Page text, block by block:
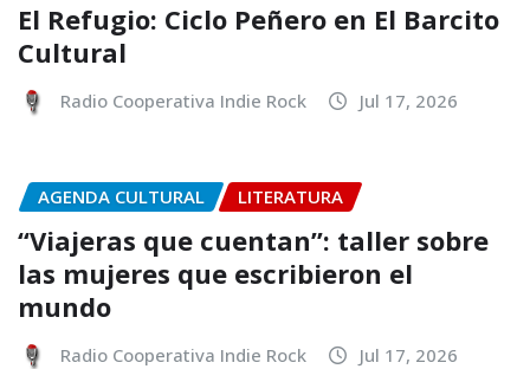
El Refugio: Ciclo Peñero en El Barcito
Cultural
Radio Cooperativa Indie Rock Jul 17, 2026
AGENDA CULTURAL LITERATURA
“Viajeras que cuentan”: taller sobre
las mujeres que escribieron el
mundo
Radio Cooperativa Indie Rock Jul 17, 2026